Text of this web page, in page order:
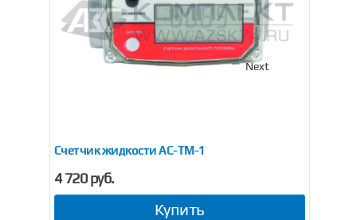
Счетчик жидкости AC-TM-1
4 720 руб.
Купить
Next